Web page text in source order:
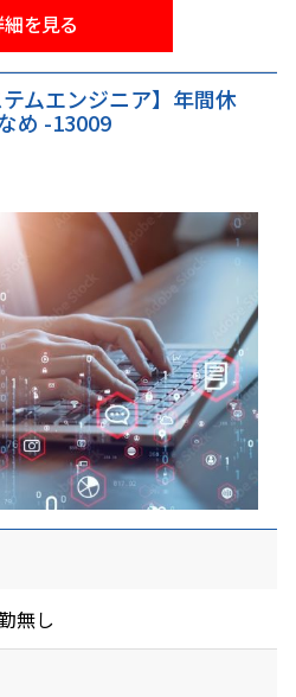
を見る
ムエンジニア】年間休
め -13009
無し